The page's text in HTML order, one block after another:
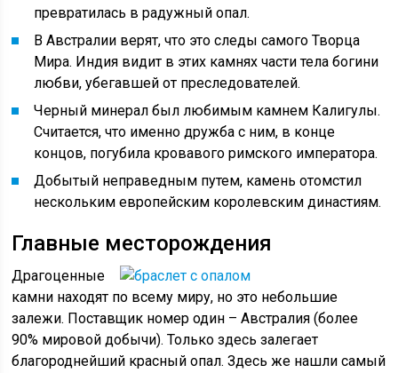
превратилась в радужный опал.
В Австралии верят, что это следы самого Творца
Мира. Индия видит в этих камнях части тела богини
любви, убегавшей от преследователей.
Черный минерал был любимым камнем Калигулы.
Считается, что именно дружба с ним, в конце
концов, погубила кровавого римского императора.
Добытый неправедным путем, камень отомстил
нескольким европейским королевским династиям.
Главные месторождения
Драгоценные
камни находят по всему миру, но это небольшие
залежи. Поставщик номер один – Австралия (более
90% мировой добычи). Только здесь залегает
благороднейший красный опал. Здесь же нашли самый